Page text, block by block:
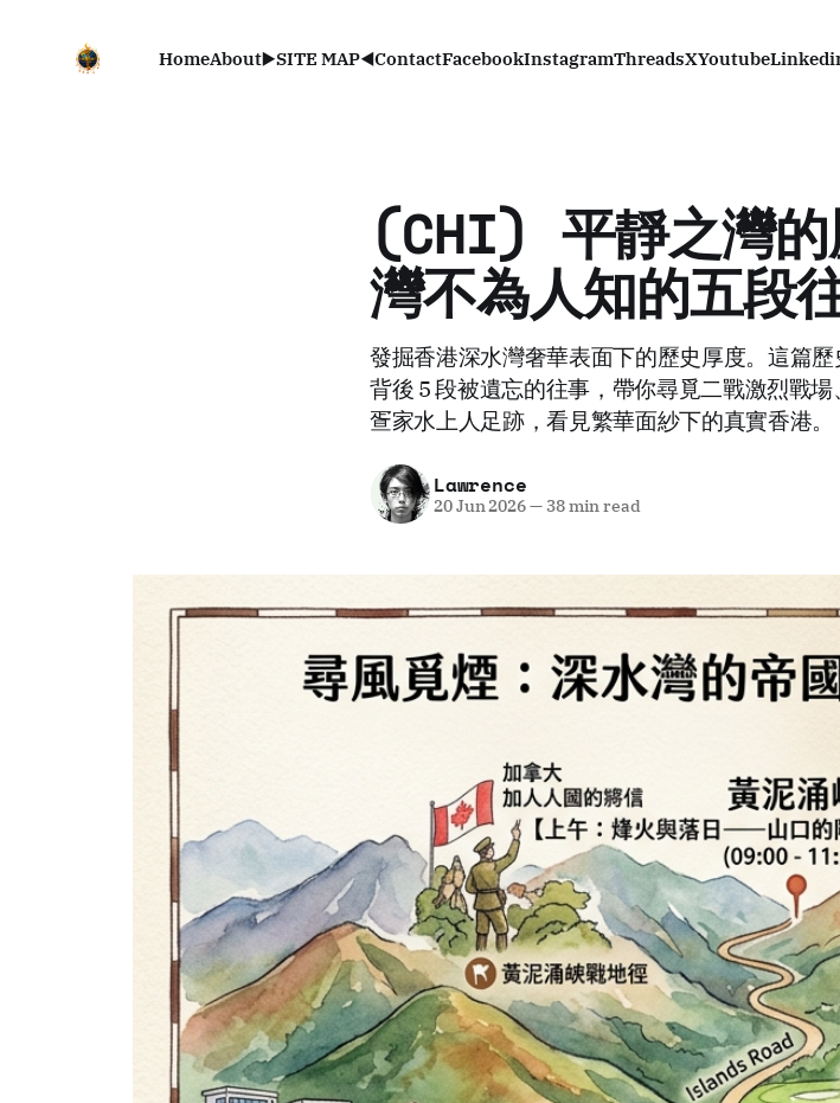
HomeAbout▶️SITE MAP◀️ContactFacebookInstagramThreadsXYoutube
(CHI) 平靜之灣的
灣不為人知的五段
發掘香港深水灣奢華表面下的歷史厚度。這篇
背後 5 段被遺忘的往事，帶你尋覓二戰激烈戰
疍家水上人足跡，看見繁華面紗下的真實香港。
Lawrence
20 Jun 2026—38 min read